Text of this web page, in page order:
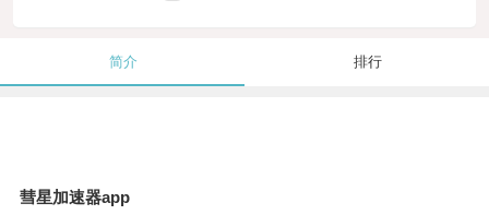
简介 排行
彗星加速器app